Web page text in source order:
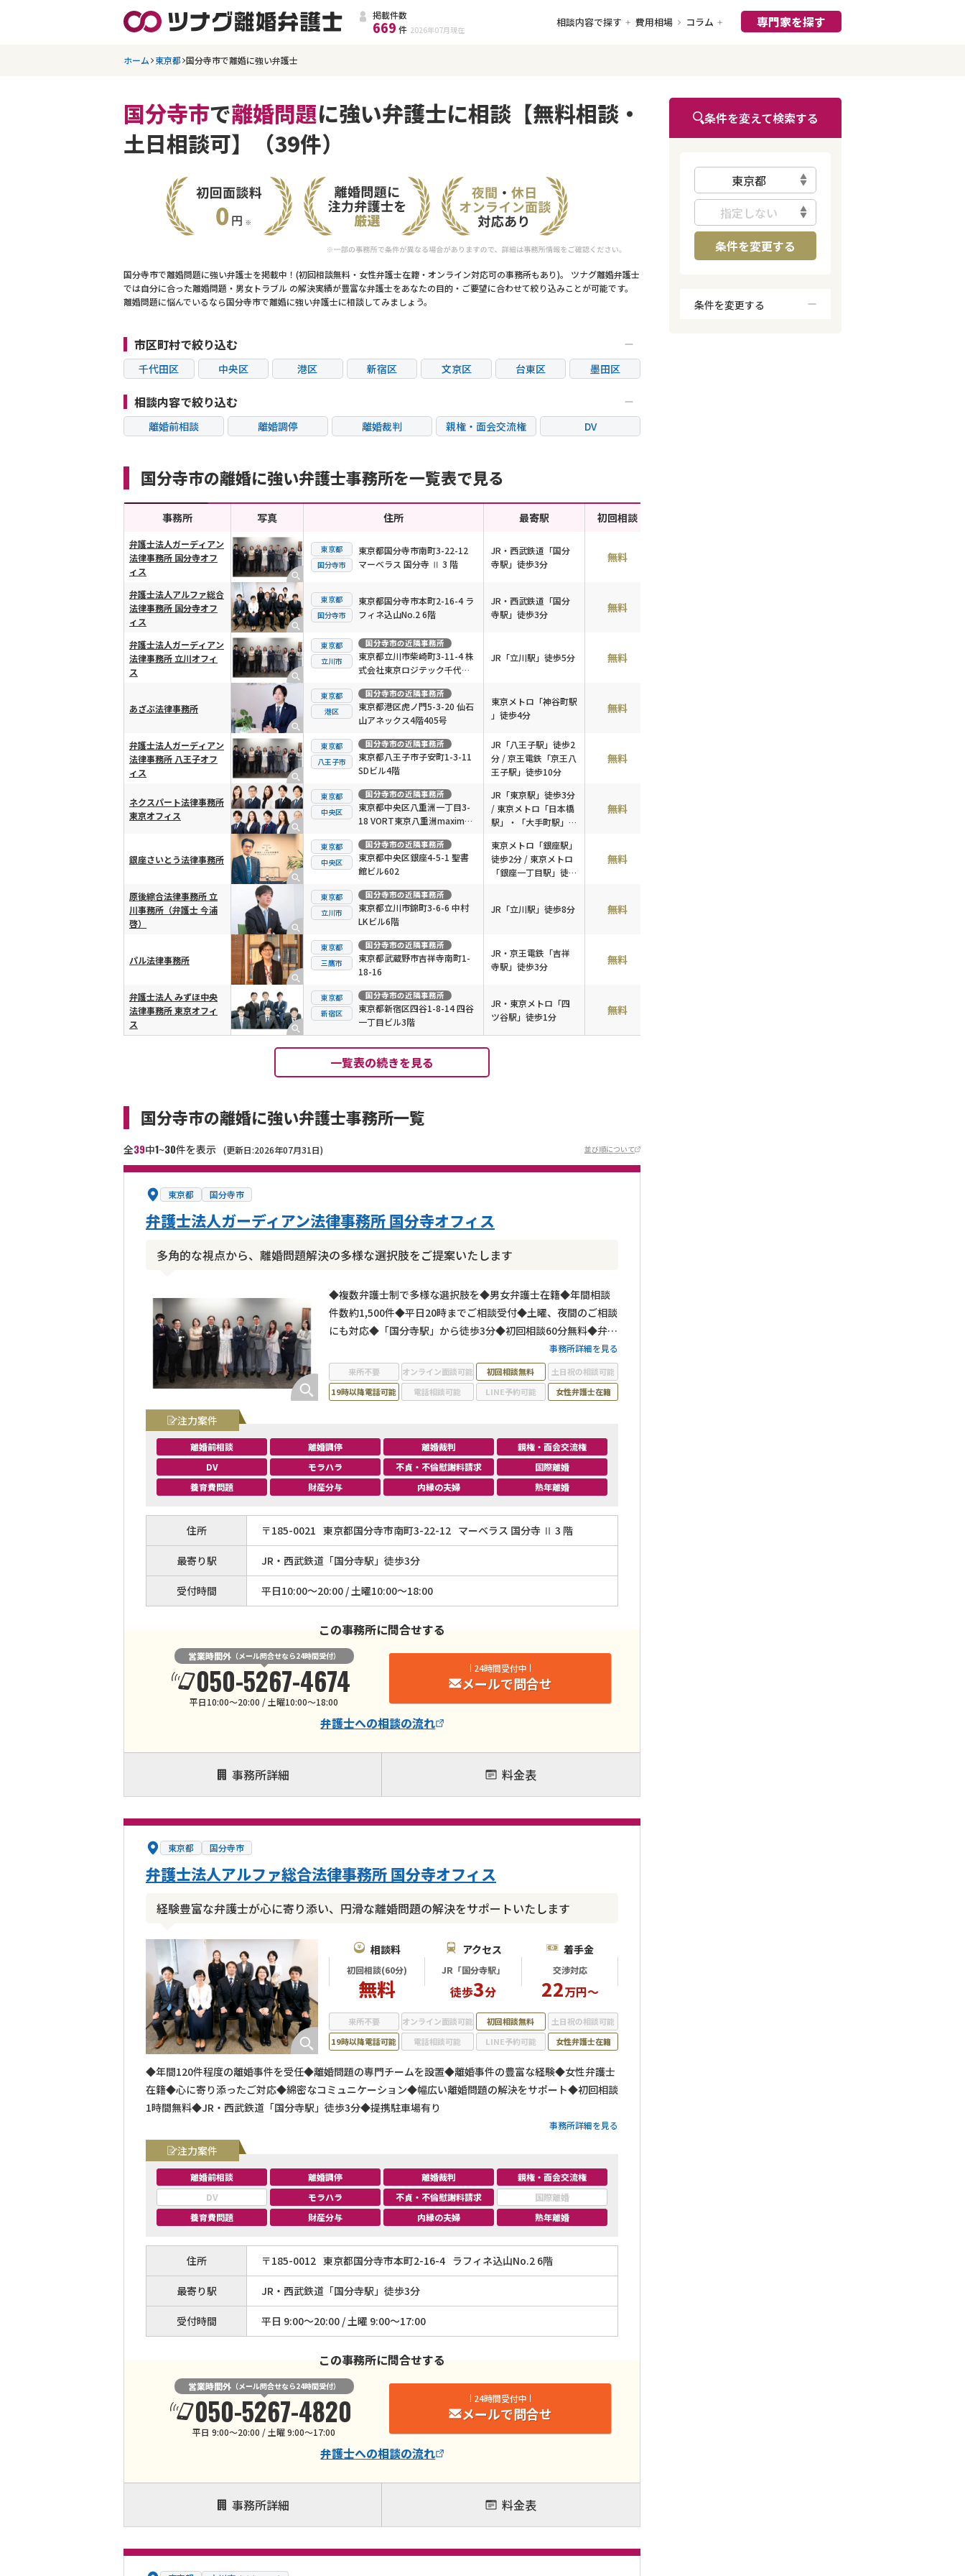
掲載件数
669 件 2026年07月 現在
相談内容で探す 費用相場 コラム 専門家を探す
ホーム 東京都 国分寺市で離婚に強い弁護士
国分寺市で離婚問題に強い弁護士に相談【無料相談・
土日相談可】（39件）
国分寺市で離婚問題に強い弁護士を掲載中！(初回相談無料・女性弁護士在籍・オンライン対応可の事務所もあり)。 ツナグ離婚弁護士
では自分に合った離婚問題・男女トラブル の解決実績が豊富な弁護士をあなたの目的・ご要望に合わせて絞り込みことが可能です。
離婚問題に悩んでいるなら国分寺市で離婚に強い弁護士に相談してみましょう。
市区町村で絞り込む
千代田区 中央区 港区 新宿区 文京区 台東区
墨田区
杉並区
豊島区 北区 荒川区 板橋区 練馬区
足立区
葛飾区
江戸川区 八王子市 立川市 三鷹市 府中市
調布市
清瀬市
稲城市 多摩市
相談内容で絞り込む
離婚前相談 離婚調停 離婚裁判 親権・面会交流権
DV
内縁の夫婦
熟年離婚
国分寺市の離婚に強い弁護士事務所を一覧表で見る
横スクロール可能
事務所 写真 住所 最寄駅 初回相談
弁護士法人ガーディアン
法律事務所 国分寺オフ
ィス
東京都
国分寺市
東京都国分寺市南町3-22-12
マーベラス 国分寺 Ⅱ 3 階
JR・西武鉄道「国分
寺駅」徒歩3分
無料
弁護士法人アルファ総合
法律事務所 国分寺オフ
ィス
東京都
国分寺市
東京都国分寺市本町2-16-4 ラ
フィネ込山No.2 6階
JR・西武鉄道「国分
寺駅」徒歩3分
無料
弁護士法人ガーディアン
法律事務所 立川オフィ
ス
東京都
立川市
国分寺市の近隣事務所
東京都立川市柴崎町3-11-4 株
式会社東京ロジテック千代田
JR「立川駅」徒歩5分 無料
あざぶ法律事務所
東京都
港区
国分寺市の近隣事務所
東京都港区虎ノ門5-3-20 仙石
山アネックス4階405号
東京メトロ「神谷町駅
」徒歩4分
無料
弁護士法人ガーディアン
法律事務所 八王子オフ
ィス
東京都
八王子市
国分寺市の近隣事務所
東京都八王子市子安町1-3-11
SDビル4階
JR「八王子駅」徒歩2
分 / 京王電鉄「京王八
王子駅」徒歩10分
無料
ネクスパート法律事務所
東京オフィス
東京都
中央区
国分寺市の近隣事務所
東京都中央区八重洲一丁目3-
18 VORT東京八重洲maxim7
JR「東京駅」徒歩3分
/ 東京メトロ「日本橋
駅」・「大手町駅」徒
無料
銀座さいとう法律事務所
東京都
中央区
国分寺市の近隣事務所
東京都中央区銀座4-5-1 聖書
館ビル602
東京メトロ「銀座駅」
徒歩2分 / 東京メトロ
「銀座一丁目駅」徒歩
無料
原後綜合法律事務所 立
川事務所（弁護士 今浦
啓）
東京都
立川市
国分寺市の近隣事務所
東京都立川市錦町3-6-6 中村
LKビル6階
JR「立川駅」徒歩8分 無料
パル法律事務所
東京都
三鷹市
国分寺市の近隣事務所
東京都武蔵野市吉祥寺南町1-
18-16
JR・京王電鉄「吉祥
寺駅」徒歩3分
無料
弁護士法人 みずほ中央
法律事務所 東京オフィ
ス
東京都
新宿区
国分寺市の近隣事務所
東京都新宿区四谷1-8-14 四谷
一丁目ビル3階
JR・東京メトロ「四
ツ谷駅」徒歩1分
無料
一覧表の続きを見る
国分寺市の離婚に強い弁護士事務所一覧
全39中1~30件を表示 (更新日:2026年07月31日) 並び順について
東京都 国分寺市
多角的な視点から、離婚問題解決の多様な選択肢をご提案いたします
弁護士法人ガーディアン法律事務所 国分寺オフィス
◆複数弁護士制で多様な選択肢を◆男女弁護士在籍◆年間相談
件数約1,500件◆平日20時までご相談受付◆土曜、夜間のご相談
にも対応◆「国分寺駅」から徒歩3分◆初回相談60分無料◆弁護
士費用の分割払いも可◆養育費・財産分与・慰謝料請求に強み
◆代理交渉もご対応可
事務所詳細を見る
来所不要 オンライン面談可能 初回相談無料
土日祝の相談可能
19時以降電話可能
電話相談可能 LINE予約可能 女性弁護士在籍
注力案件
離婚前相談 離婚調停 離婚裁判
親権・面会交流権
DV
モラハラ 不貞・不倫慰謝料請求
国際離婚
養育費問題
財産分与 内縁の夫婦 熟年離婚
住所 〒185-0021 東京都国分寺市南町3-22-12 マーベラス 国分寺 Ⅱ 3 階
最寄り駅 JR・西武鉄道「国分寺駅」徒歩3分
受付時間 平日10:00～20:00 / 土曜10:00～18:00
この事務所に問合せする
営業時間外（メール問合せなら24時間受付）
050-5267-4674
平日10:00～20:00 / 土曜10:00～18:00
24時間受付中
メールで問合せ
弁護士への相談の流れ
事務所詳細 料金表
東京都 国分寺市
経験豊富な弁護士が心に寄り添い、円滑な離婚問題の解決をサポートいたします
弁護士法人アルファ総合法律事務所 国分寺オフィス
相談料
初回相談(60分)
無料
アクセス
JR「国分寺駅」
徒歩3分
着手金
交渉対応
22万円～
◆年間120件程度の離婚事件を受任◆離婚問題の専門チームを設置◆離婚事件の豊富な経験◆女性弁護士
在籍◆心に寄り添ったご対応◆綿密なコミュニケーション◆幅広い離婚問題の解決をサポート◆初回相談
1時間無料◆JR・西武鉄道「国分寺駅」徒歩3分◆提携駐車場有り
事務所詳細を見る
来所不要 オンライン面談可能 初回相談無料
土日祝の相談可能
19時以降電話可能
電話相談可能 LINE予約可能 女性弁護士在籍
注力案件
離婚前相談 離婚調停 離婚裁判
親権・面会交流権
DV
モラハラ 不貞・不倫慰謝料請求
国際離婚
養育費問題
財産分与 内縁の夫婦 熟年離婚
住所 〒185-0012 東京都国分寺市本町2-16-4 ラフィネ込山No.2 6階
最寄り駅 JR・西武鉄道「国分寺駅」徒歩3分
受付時間 平日 9:00～20:00 / 土曜 9:00～17:00
この事務所に問合せする
営業時間外（メール問合せなら24時間受付）
050-5267-4820
平日 9:00～20:00 / 土曜 9:00～17:00
24時間受付中
メールで問合せ
弁護士への相談の流れ
事務所詳細 料金表
条件を変えて検索する
東京都
指定しない
条件を変更する
条件を変更する